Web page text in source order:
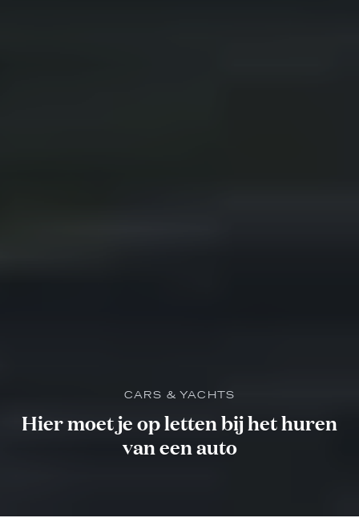
CARS & YACHTS
Hier moet je op letten bij het huren
van een auto